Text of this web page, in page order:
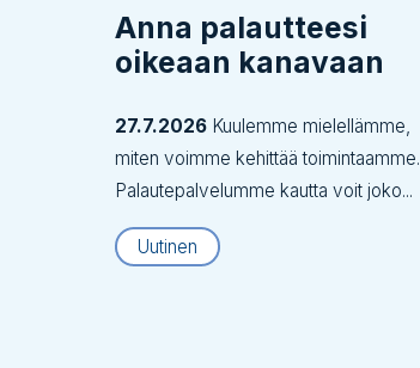
Anna palautteesi
oikeaan kanavaan
27.7.2026 Kuulemme mielellämme,
miten voimme kehittää toimintaamme.
Palautepalvelumme kautta voit joko...
Uutinen